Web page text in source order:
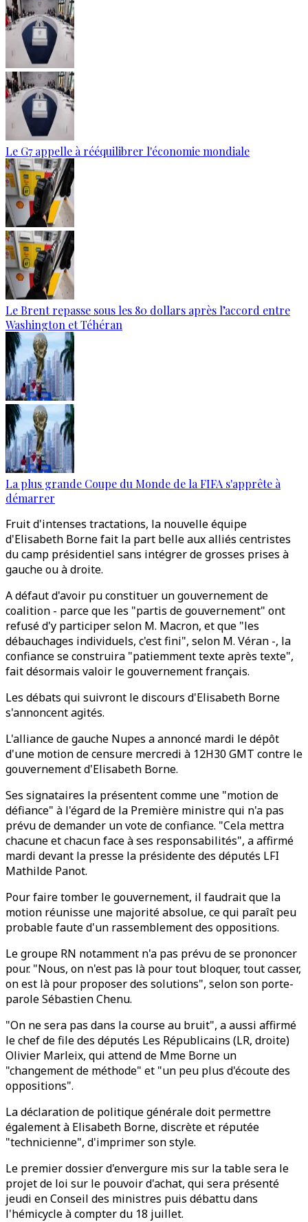
Le G7 appelle à rééquilibrer l'économie mondiale
Le Brent repasse sous les 80 dollars après l’accord entre
Washington et Téhéran
La plus grande Coupe du Monde de la FIFA s'apprête à
démarrer
Fruit d'intenses tractations, la nouvelle équipe
d'Elisabeth Borne fait la part belle aux alliés centristes
du camp présidentiel sans intégrer de grosses prises à
gauche ou à droite.
A défaut d'avoir pu constituer un gouvernement de
coalition - parce que les "partis de gouvernement" ont
refusé d'y participer selon M. Macron, et que "les
débauchages individuels, c'est fini", selon M. Véran -, la
confiance se construira "patiemment texte après texte",
fait désormais valoir le gouvernement français.
Les débats qui suivront le discours d'Elisabeth Borne
s'annoncent agités.
L'alliance de gauche Nupes a annoncé mardi le dépôt
d'une motion de censure mercredi à 12H30 GMT contre le
gouvernement d'Elisabeth Borne.
Ses signataires la présentent comme une "motion de
défiance" à l'égard de la Première ministre qui n'a pas
prévu de demander un vote de confiance. "Cela mettra
chacune et chacun face à ses responsabilités", a affirmé
mardi devant la presse la présidente des députés LFI
Mathilde Panot.
Pour faire tomber le gouvernement, il faudrait que la
motion réunisse une majorité absolue, ce qui paraît peu
probable faute d'un rassemblement des oppositions.
Le groupe RN notamment n'a pas prévu de se prononcer
pour. "Nous, on n'est pas là pour tout bloquer, tout casser,
on est là pour proposer des solutions", selon son porte-
parole Sébastien Chenu.
"On ne sera pas dans la course au bruit", a aussi affirmé
le chef de file des députés Les Républicains (LR, droite)
Olivier Marleix, qui attend de Mme Borne un
"changement de méthode" et "un peu plus d'écoute des
oppositions".
La déclaration de politique générale doit permettre
également à Elisabeth Borne, discrète et réputée
"technicienne", d'imprimer son style.
Le premier dossier d'envergure mis sur la table sera le
projet de loi sur le pouvoir d'achat, qui sera présenté
jeudi en Conseil des ministres puis débattu dans
l'hémicycle à compter du 18 juillet.